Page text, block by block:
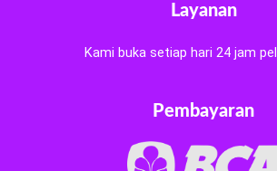
Layanan
Kami buka setiap hari 24 jam
Pembayaran